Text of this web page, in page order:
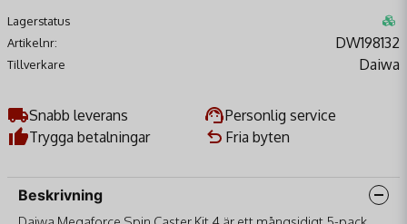
Lagerstatus
Artikelnr:
DW198132
Tillverkare Daiwa
Snabb leverans
Personlig service
Trygga betalningar
Fria byten
Beskrivning